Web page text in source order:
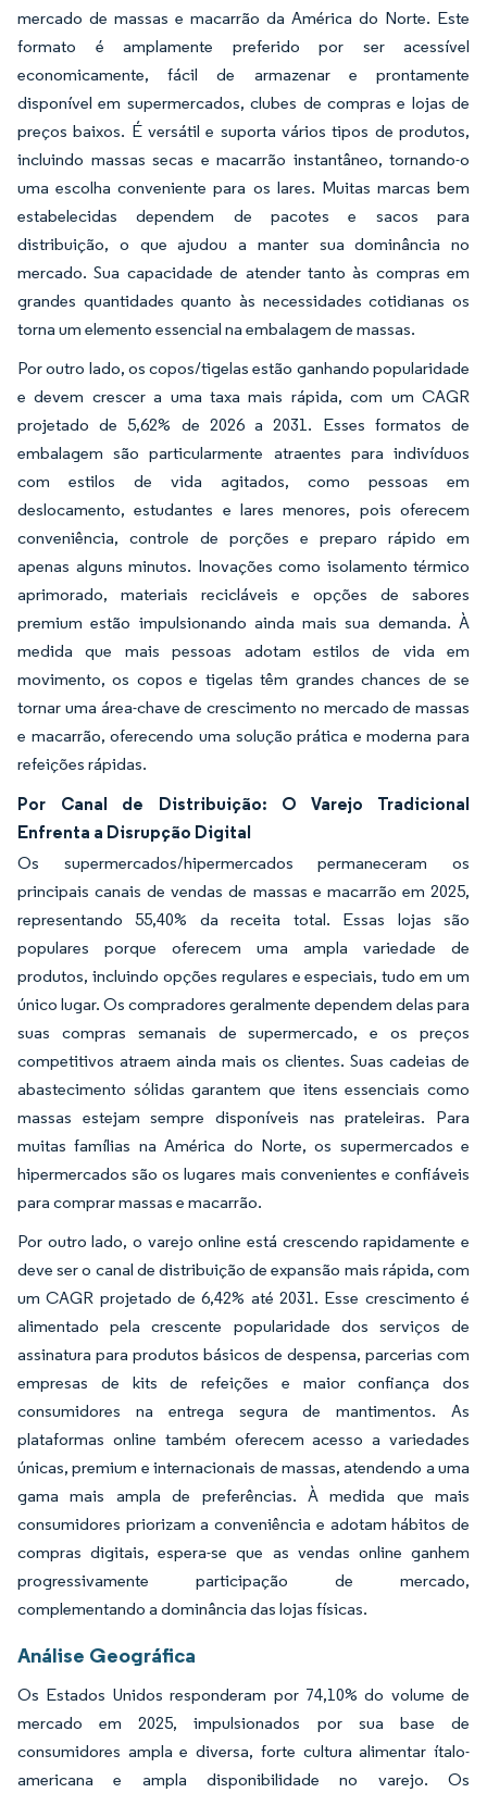
mercado de massas e macarrão da América do Norte. Este
formato é amplamente preferido por ser acessível
economicamente, fácil de armazenar e prontamente
disponível em supermercados, clubes de compras e lojas de
preços baixos. É versátil e suporta vários tipos de produtos,
incluindo massas secas e macarrão instantâneo, tornando-o
uma escolha conveniente para os lares. Muitas marcas bem
estabelecidas dependem de pacotes e sacos para
distribuição, o que ajudou a manter sua dominância no
mercado. Sua capacidade de atender tanto às compras em
grandes quantidades quanto às necessidades cotidianas os
torna um elemento essencial na embalagem de massas.
Por outro lado, os copos/tigelas estão ganhando popularidade
e devem crescer a uma taxa mais rápida, com um CAGR
projetado de 5,62% de 2026 a 2031. Esses formatos de
embalagem são particularmente atraentes para indivíduos
com estilos de vida agitados, como pessoas em
deslocamento, estudantes e lares menores, pois oferecem
conveniência, controle de porções e preparo rápido em
apenas alguns minutos. Inovações como isolamento térmico
aprimorado, materiais recicláveis e opções de sabores
premium estão impulsionando ainda mais sua demanda. À
medida que mais pessoas adotam estilos de vida em
movimento, os copos e tigelas têm grandes chances de se
tornar uma área-chave de crescimento no mercado de massas
e macarrão, oferecendo uma solução prática e moderna para
refeições rápidas.
Por Canal de Distribuição: O Varejo Tradicional
Enfrenta a Disrupção Digital
Os supermercados/hipermercados permaneceram os
principais canais de vendas de massas e macarrão em 2025,
representando 55,40% da receita total. Essas lojas são
populares porque oferecem uma ampla variedade de
produtos, incluindo opções regulares e especiais, tudo em um
único lugar. Os compradores geralmente dependem delas para
suas compras semanais de supermercado, e os preços
competitivos atraem ainda mais os clientes. Suas cadeias de
abastecimento sólidas garantem que itens essenciais como
massas estejam sempre disponíveis nas prateleiras. Para
muitas famílias na América do Norte, os supermercados e
hipermercados são os lugares mais convenientes e confiáveis
para comprar massas e macarrão.
Por outro lado, o varejo online está crescendo rapidamente e
deve ser o canal de distribuição de expansão mais rápida, com
um CAGR projetado de 6,42% até 2031. Esse crescimento é
alimentado pela crescente popularidade dos serviços de
assinatura para produtos básicos de despensa, parcerias com
empresas de kits de refeições e maior confiança dos
consumidores na entrega segura de mantimentos. As
plataformas online também oferecem acesso a variedades
únicas, premium e internacionais de massas, atendendo a uma
gama mais ampla de preferências. À medida que mais
consumidores priorizam a conveniência e adotam hábitos de
compras digitais, espera-se que as vendas online ganhem
progressivamente participação de mercado,
complementando a dominância das lojas físicas.
Análise Geográfica
Os Estados Unidos responderam por 74,10% do volume de
mercado em 2025, impulsionados por sua base de
consumidores ampla e diversa, forte cultura alimentar ítalo-
americana e ampla disponibilidade no varejo. Os